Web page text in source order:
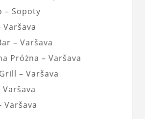
– Sopoty
Varšava
– Varšava
Próżna – Varšava
– Varšava
Varšava